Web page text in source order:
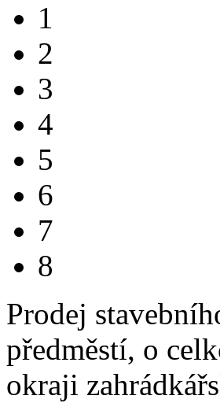
1
2
3
4
5
6
7
8
Prodej
předměstí, o
okraji